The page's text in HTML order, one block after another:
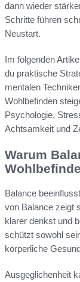
dann wieder
Schritte führen
Neustart.
Im folgenden
du praktische
mentalen
Wohlbefinden
Psychologie,
Achtsamkeit und
Warum
Balance
von Balance zeigt
klarer denkst und
schützt sowohl
körperliche
Ausgeglichenheit